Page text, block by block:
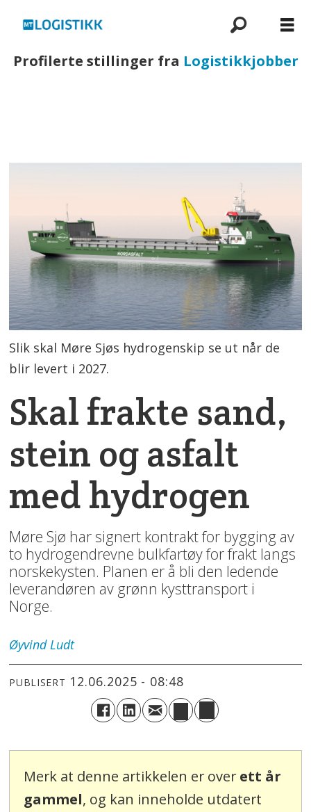
Profilerte stillinger fra Logistikkjobber
Slik skal Møre Sjøs hydrogenskip se ut når de
blir levert i 2027.
Skal frakte sand,
stein og asfalt
med hydrogen
Møre Sjø har signert kontrakt for bygging av
to hydrogendrevne bulkfartøy for frakt langs
norskekysten. Planen er å bli den ledende
leverandøren av grønn kysttransport i
Norge.
Øyvind Ludt
PUBLISERT 12.06.2025 - 08:48
Merk at denne artikkelen er over ett år
gammel, og kan inneholde utdatert